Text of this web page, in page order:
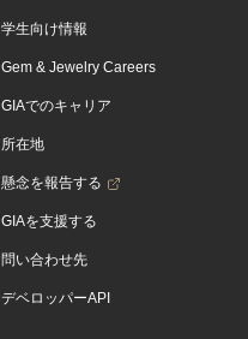
学生向け情報
Gem & Jewelry Careers
GIAでのキャリア
所在地
懸念を報告する
GIAを支援する
問い合わせ先
デベロッパーAPI